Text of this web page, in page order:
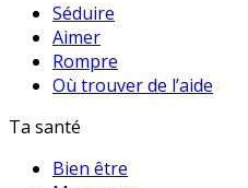
Séduire
Aimer
Rompre
Où trouver de l’aide
Ta santé
Bien être